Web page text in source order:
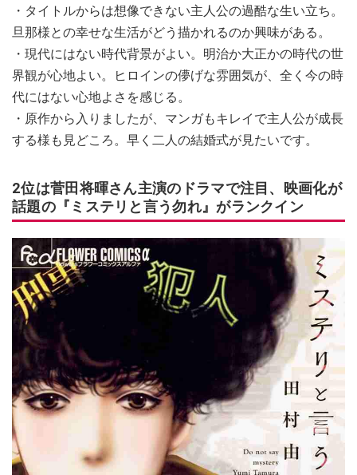
・タイトルからは想像できない主人公の過酷な生い立ち。
旦那様との幸せな生活がどう描かれるのか興味がある。
・現代にはない時代背景がよい。明治か大正かの時代の世
界観が心地よい。ヒロインの儚げな雰囲気が、全く今の時
代にはない心地よさを感じる。
・原作から入りましたが、マンガもキレイで主人公が成長
する様も見どころ。早く二人の結婚式が見たいです。
2位は菅田将暉さん主演のドラマで注目、映画化が
話題の『ミステリと言う勿れ』がランクイン